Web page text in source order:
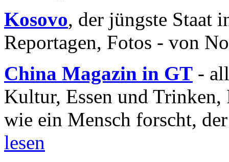
Kosovo, der jüngste Staat
Reportagen, Fotos - von
China Magazin in GT -
Kultur, Essen und
wie ein Mensch forscht,
lesen